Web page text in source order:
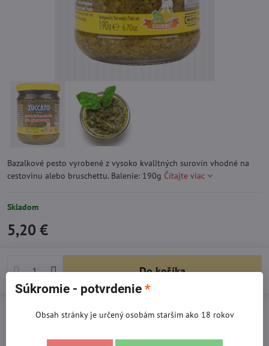
Bazalkové pesto vyrobené z vysoko kvalitných surovín vhodné na
cestovinu alebo bruschettu. Balenie: 190g Čítajte viac
Skladom
5,20 €
Do košíka
Otázka k produktu Strážny pes
Doručenia
Súkromie - potvrdenie *
Obsah stránky je určený osobám starším ako 18 rokov